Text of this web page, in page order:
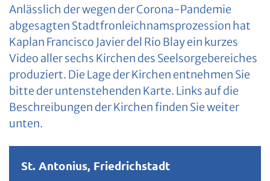
Anlässlich der wegen der Corona-Pandemie
abgesagten Stadtfronleichnamsprozession hat
Kaplan Francisco Javier del Rio Blay ein kurzes
Video aller sechs Kirchen des Seelsorgebereiches
produziert. Die Lage der Kirchen entnehmen Sie
bitte der untenstehenden Karte. Links auf die
Beschreibungen der Kirchen finden Sie weiter
unten.
St. Antonius, Friedrichstadt